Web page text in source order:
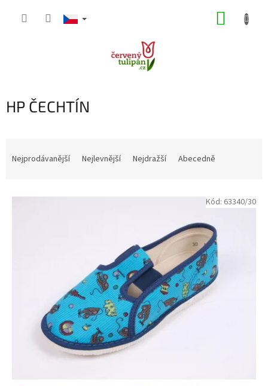
HP ČECHTÍN
n
Nejprodávanější Nejlevnější Nejdražší Abecedně
V
Kód: 63340/30